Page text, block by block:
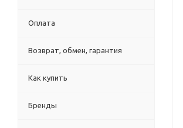
Оплата
Возврат, обмен, гарантия
Как купить
Бренды